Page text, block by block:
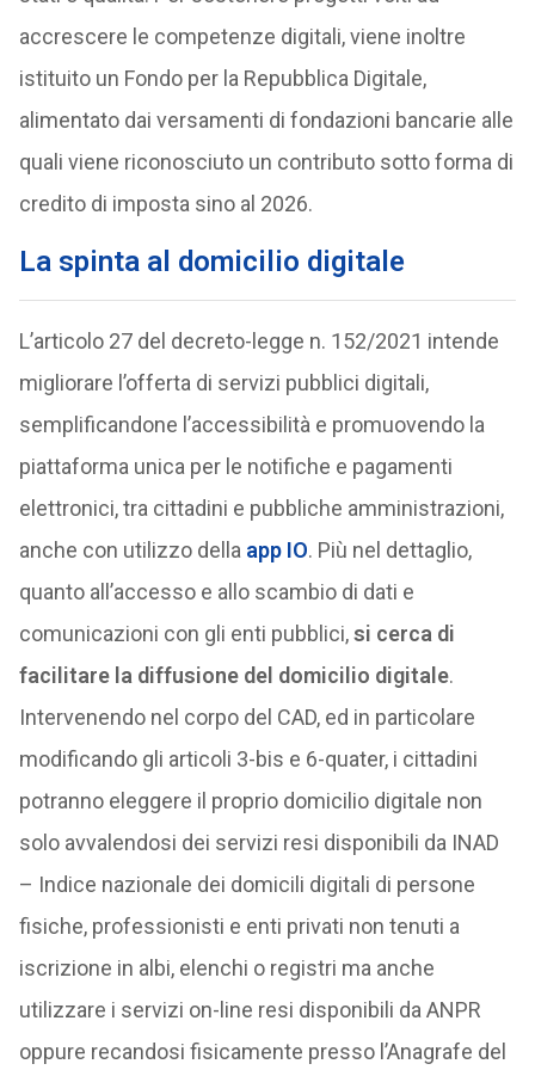
accrescere le competenze digitali, viene inoltre
istituito un Fondo per la Repubblica Digitale,
alimentato dai versamenti di fondazioni bancarie alle
quali viene riconosciuto un contributo sotto forma di
credito di imposta sino al 2026.
La spinta al domicilio digitale
L’articolo 27 del decreto-legge n. 152/2021 intende
migliorare l’offerta di servizi pubblici digitali,
semplificandone l’accessibilità e promuovendo la
piattaforma unica per le notifiche e pagamenti
elettronici, tra cittadini e pubbliche amministrazioni,
anche con utilizzo della app IO. Più nel dettaglio,
quanto all’accesso e allo scambio di dati e
comunicazioni con gli enti pubblici,si cerca di
facilitare la diffusione del domicilio digitale.
Intervenendo nel corpo del CAD, ed in particolare
modificando gli articoli 3-bis e 6-quater, i cittadini
potranno eleggere il proprio domicilio digitale non
solo avvalendosi dei servizi resi disponibili da INAD
– Indice nazionale dei domicili digitali di persone
fisiche, professionisti e enti privati non tenuti a
iscrizione in albi, elenchi o registri ma anche
utilizzare i servizi on-line resi disponibili da ANPR
oppure recandosi fisicamente presso l’Anagrafe del